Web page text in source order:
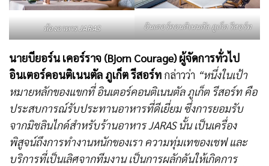
ห้องอาหาร JARAS อินเตอร์คอนติเนนตัล ภูเก็ต รีสอร์ท
นายบียอร์น เคอร์ราจ (Bjorn Courage)ผู้จัดการทั่วไป
อินเตอร์คอนติเนนตัล ภูเก็ต รีสอร์ท กล่าวว่า “หนึ่งในเป้า
หมายหลักของแขกที่ อินเตอร์คอนติเนนตัล ภูเก็ต รีสอร์ท คือ
ประสบการณ์รับประทานอาหารที่ดีเยี่ยม ซึ่งการยอมรับ
จากมิชลินไกด์สำหรับร้านอาหารJARAS นั้นเป็นเครื่อง
พิสูจน์ถึงการทำงานหนักของเรา ความทุ่มเทของเชฟ และ
บริการที่เป็นเลิศจากทีมงาน เป็นการผลักดันให้เกิดการ